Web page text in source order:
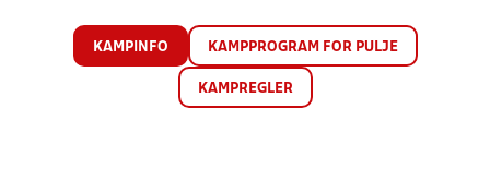
KAMPINFO KAMPPROGRAM FOR PULJE
KAMPREGLER